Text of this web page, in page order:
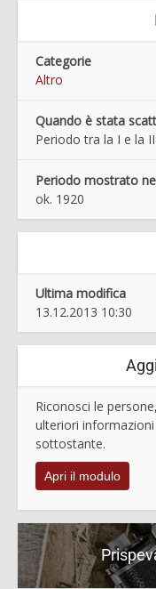
Categorie
Altro
Quando è stata
Periodo tra la I e la
Periodo mostrato
ok. 1920
Ultima modifica
13.12.2013 10:30
Riconosci le
ulteriori
sottostante.
Apri il modulo